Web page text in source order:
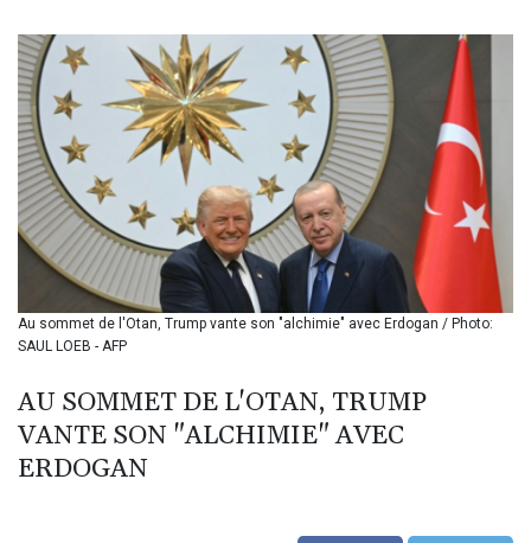
BMD 1.152209
BND 1.480174
BOB 13.962133
BRL 5.888365
BSD 1.154364
BTN 109.858653
BWP 15.612571
BYN 3.417782
BYR 22583.287906
BZD 2.321631
CAD 1.616319
CDF 2603.991686
CLP 1055.284416
CNY 7.776313
CUC 1.152209
Au sommet de l'Otan, Trump vante son "alchimie" avec Erdogan / Photo:
SAUL LOEB - AFP
AU SOMMET DE L'OTAN, TRUMP
VANTE SON "ALCHIMIE" AVEC
ERDOGAN